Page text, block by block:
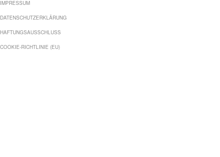
IMPRESSUM
DATENSCHUTZERKLÄRUNG
HAFTUNGSAUSSCHLUSS
COOKIE-RICHTLINIE (EU)